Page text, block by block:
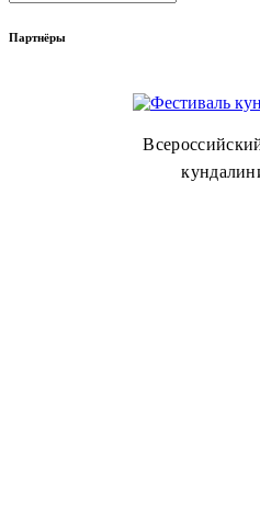
Партнёры